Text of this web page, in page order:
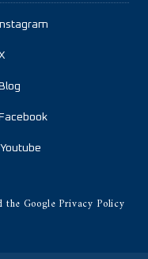
Instagram
Blog
Facebook
Youtube
the Google Privacy Policy